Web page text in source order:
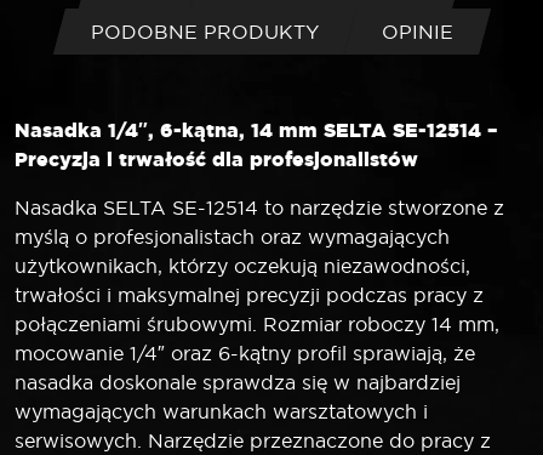
PODOBNE PRODUKTY
OPINIE
Nasadka 1/4″, 6-kątna, 14 mm SELTA SE-12514 –
Precyzja i trwałość dla profesjonalistów
Nasadka SELTA SE-12514 to narzędzie stworzone z
myślą o profesjonalistach oraz wymagających
użytkownikach, którzy oczekują niezawodności,
trwałości i maksymalnej precyzji podczas pracy z
połączeniami śrubowymi. Rozmiar roboczy 14 mm,
mocowanie 1/4″ oraz 6-kątny profil sprawiają, że
nasadka doskonale sprawdza się w najbardziej
wymagających warunkach warsztatowych i
serwisowych. Narzędzie przeznaczone do pracy z